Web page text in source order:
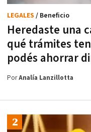
Heredaste una
qué trámites
podés ahorrar
LEGALES / Beneficio
PorAnalía Lanzillotta